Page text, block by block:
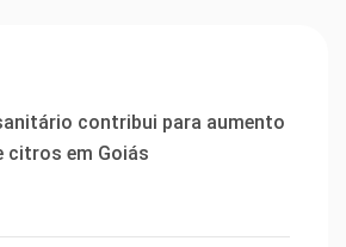
contribui para aumento
citros em Goiás